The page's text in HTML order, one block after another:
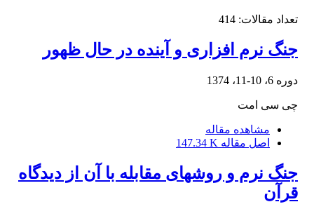
تعداد مقالات: 414
جنگ نرم افزاری و آینده در حال ظهور
دوره 6، 10-11، 1374
چی سی امت
مشاهده مقاله
اصل مقاله 147.34 K
جنگ نرم و روش‏های مقابله با آن از دیدگاه
قرآن